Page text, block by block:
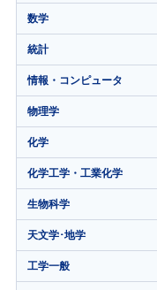
数学
統計
情報・コンピュータ
物理学
化学
化学工学・工業化学
生物科学
天文学･地学
工学一般